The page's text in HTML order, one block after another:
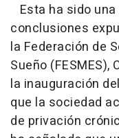
Esta ha sido
conclusiones
la Federación de
Sueño
la inauguración
que la sociedad
de privación